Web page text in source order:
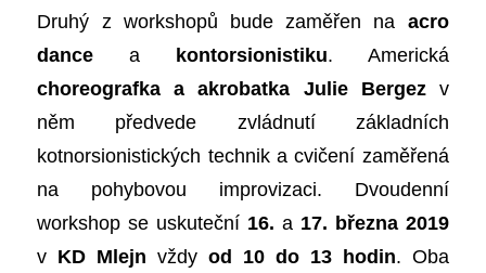
Druhý z workshopů bude zaměřen na acro
dance a kontorsionistiku. Americká
choreografka a akrobatka Julie Bergezv
něm předvede zvládnutí základních
kotnorsionistických technik a cvičení zaměřená
na pohybovou improvizaci. Dvoudenní
workshop se uskuteční 16. a17. března 2019
v KD Mlejn vždyod 10 do 13 hodin. Oba